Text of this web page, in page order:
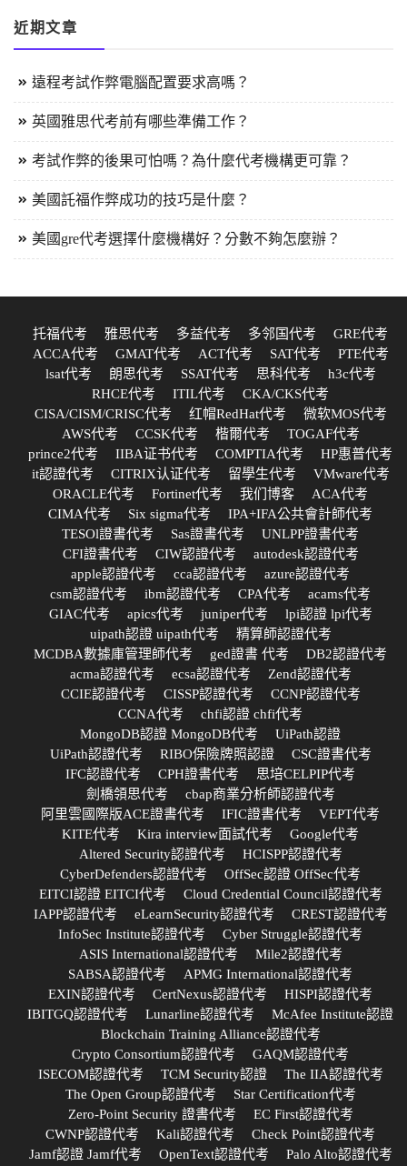
近期文章
遠程考試作弊電腦配置要求高嗎？
英國雅思代考前有哪些準備工作？
考試作弊的後果可怕嗎？為什麼代考機構更可靠？
美國託福作弊成功的技巧是什麼？
美國gre代考選擇什麼機構好？分數不夠怎麼辦？
托福代考 雅思代考 多益代考 多邻国代考
GRE代考
ACCA代考
GMAT代考 ACT代考 SAT代考
PTE代考
lsat代考
朗思代考 SSAT代考 思科代考
h3c代考
RHCE代考
ITIL代考
CKA/CKS代考
CISA/CISM/CRISC代考
红帽RedHat代考
微软MOS代考
AWS代考
CCSK代考 楷爾代考
TOGAF代考
prince2代考
IIBA证书代考 COMPTIA代考
HP惠普代考
it認證代考
CITRIX认证代考 留學生代考
VMware代考
ORACLE代考
Fortinet代考 我们博客
ACA代考
CIMA代考
Six sigma代考
IPA+IFA公共會計師代考
TESOl證書代考
Sas證書代考
UNLPP證書代考
CFI證書代考
CIW認證代考
autodesk認證代考
apple認證代考
cca認證代考
azure認證代考
csm認證代考
ibm認證代考 CPA代考
acams代考
GIAC代考
apics代考 juniper代考
lpi認證 lpi代考
uipath認證 uipath代考
精算師認證代考
MCDBA數據庫管理師代考
ged證書 代考
DB2認證代考
acma認證代考
ecsa認證代考
Zend認證代考
CCIE認證代考
CISSP認證代考
CCNP認證代考
CCNA代考
chfi認證 chfi代考
MongoDB認證 MongoDB代考
UiPath認證
UiPath認證代考
RIBO保險牌照認證
CSC證書代考
IFC認證代考
CPH證書代考
思培CELPIP代考
劍橋領思代考
cbap商業分析師認證代考
阿里雲國際版ACE證書代考
IFIC證書代考
VEPT代考
KITE代考
Kira interview面試代考
Google代考
Altered Security認證代考
HCISPP認證代考
CyberDefenders認證代考
OffSec認證 OffSec代考
EITCI認證 EITCI代考
Cloud Credential Council認證代考
IAPP認證代考
eLearnSecurity認證代考
CREST認證代考
InfoSec Institute認證代考
Cyber Struggle認證代考
ASIS International認證代考
Mile2認證代考
SABSA認證代考
APMG International認證代考
EXIN認證代考
CertNexus認證代考
HISPI認證代考
IBITGQ認證代考
Lunarline認證代考
McAfee Institute認證
Blockchain Training Alliance認證代考
Crypto Consortium認證代考
GAQM認證代考
ISECOM認證代考
TCM Security認證
The IIA認證代考
The Open Group認證代考
Star Certification代考
Zero-Point Security 證書代考
EC First認證代考
CWNP認證代考
Kali認證代考
Check Point認證代考
Jamf認證 Jamf代考
OpenText認證代考
Palo Alto認證代考